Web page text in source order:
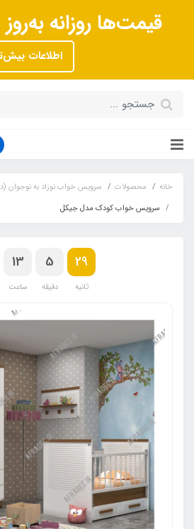
قیمت‌ها روزانه
اطلاعات
خانه محصولات
سرویس خواب نوزاد به نوجوان
سرویس خواب کودک مدل جیکل
13
ساعت
5
دقیقه
28
ثانیه